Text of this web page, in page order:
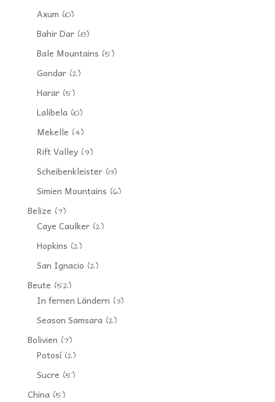
Axum (10)
Bahir Dar(8)
Bale Mountains (5)
Gondar(2)
Harar(5)
Lalibela(10)
Mekelle (4)
Rift Valley(9)
Scheibenkleister(13)
Simien Mountains (6)
Belize (7)
Caye Caulker(2)
Hopkins (2)
San Ignacio (2)
Beute (52)
In fernen Ländern (3)
Season Samsara(2)
Bolivien (7)
Potosí(2)
Sucre (5)
China(5)